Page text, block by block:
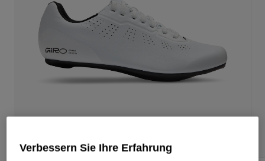
Schuhe
Rennrad Schuhe
Schutzbrillen
Ersatzgläser
Verbessern Sie Ihre Erfahrung